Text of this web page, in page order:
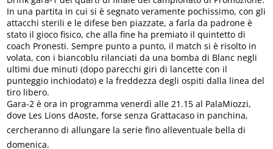
In una partita in cui si è segnato veramente pochissimo, con gli
attacchi sterili e le difese ben piazzate, a farla da padrone è
stato il gioco fisico, che alla fine ha premiato il quintetto di
coach Pronesti. Sempre punto a punto, il match si è risolto in
volata, con i biancoblu rilanciati da una bomba di Blanc negli
ultimi due minuti (dopo parecchi giri di lancette con il
punteggio inchiodato) e la freddezza degli ospiti dalla linea del
tiro libero.
Gara-2 è ora in programma venerdì alle 21.15 al PalaMiozzi,
dove Les Lions dAoste, forse senza Grattacaso in panchina,
cercheranno di allungare la serie fino alleventuale bella di
domenica.